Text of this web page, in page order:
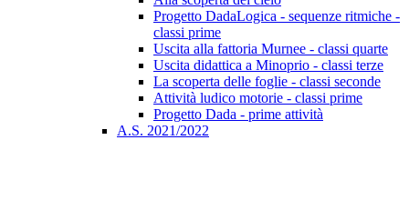
Progetto DadaLogica - sequenze ritmiche -
classi prime
Uscita alla fattoria Murnee - classi quarte
Uscita didattica a Minoprio - classi terze
La scoperta delle foglie - classi seconde
Attività ludico motorie - classi prime
Progetto Dada - prime attività
A.S. 2021/2022